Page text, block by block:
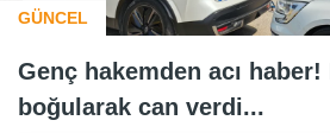
GÜNCEL
Genç hakemden acı haber!
boğularak can verdi...